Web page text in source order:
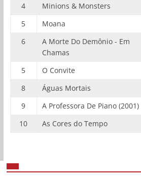
4
Minions & Monsters
5
Moana
6
A Morte Do Demônio - Em
Chamas
5 O Convite
8
Águas Mortais
9
A Professora De Piano (2001)
10
As Cores do Tempo